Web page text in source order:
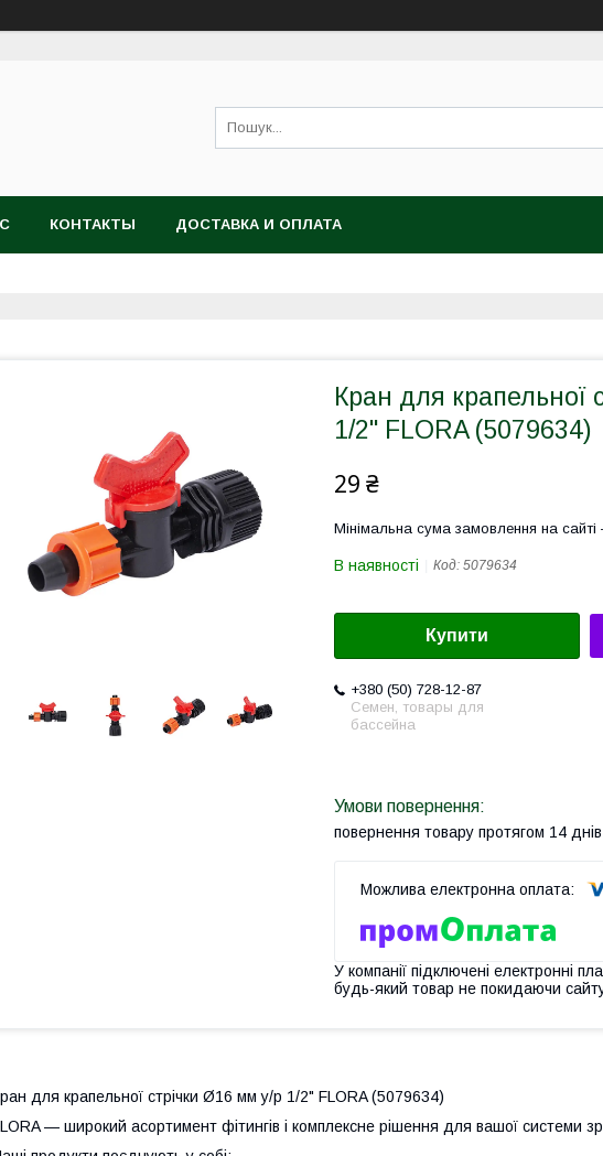
КОНТАКТЫ ДОСТАВКА И ОПЛАТА
Кран для крапельної
1/2" FLORA (5079634)
29 ₴
Мінімальна сума замовлення на
В наявності Код: 5079634
Купити
+380 (50) 728-12-87
Семен, товары для
бассейна
повернення товару протягом 14 днів
У компанії підключені електронні
будь-який товар не покидаючи
для крапельної стрічки Ø16 мм у/р 1/2" FLORA (5079634)
— широкий асортимент фітингів і комплексне рішення для вашої системи